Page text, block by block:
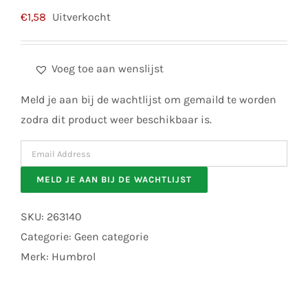
€1,58 Uitverkocht
Voeg toe aan wenslijst
Meld je aan bij de wachtlijst om gemaild te worden
zodra dit product weer beschikbaar is.
Enter
your
email
address
to
MELD JE AAN BIJ DE WACHTLIJST
SKU: 263140
Categorie: Geen categorie
Merk: Humbrol